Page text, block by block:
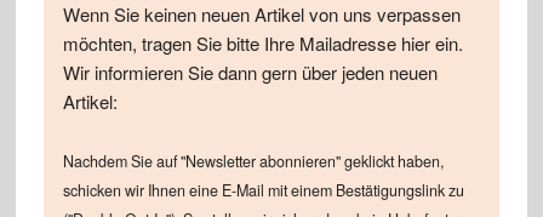
Wenn Sie keinen neuen Artikel von uns verpassen
möchten, tragen Sie bitte Ihre Mailadresse hier ein.
Wir informieren Sie dann gern über jeden neuen
Artikel:
Nachdem Sie auf "Newsletter abonnieren" geklickt haben,
schicken wir Ihnen eine E-Mail mit einem Bestätigungslink zu